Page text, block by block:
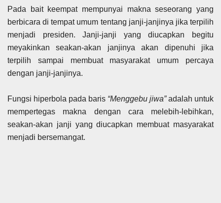
Pada bait keempat mempunyai makna seseorang yang
berbicara di tempat umum tentang janji-janjinya jika terpilih
menjadi presiden. Janji-janji yang diucapkan begitu
meyakinkan seakan-akan janjinya akan dipenuhi jika
terpilih sampai membuat masyarakat umum percaya
dengan janji-janjinya.
Fungsi hiperbola pada baris “Menggebu jiwa”adalah untuk
mempertegas makna dengan cara melebih-lebihkan,
seakan-akan janji yang diucapkan membuat masyarakat
menjadi bersemangat.